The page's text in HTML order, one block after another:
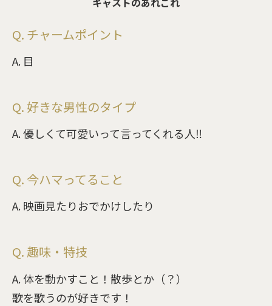
Q. チャームポイント
A. 目
Q. 好きな男性のタイプ
A. 優しくて可愛いって言ってくれる人‼︎
Q. 今ハマってること
A. 映画見たりおでかけしたり
Q. 趣味・特技
A. 体を動かすこと！散歩とか（？）
歌を歌うのが好きです！